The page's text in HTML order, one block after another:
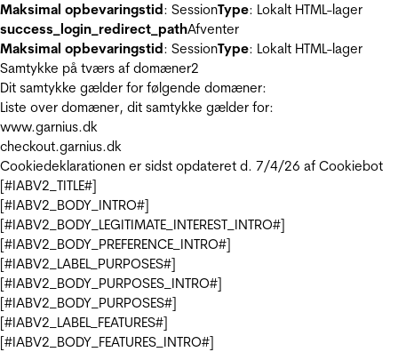
Maksimal opbevaringstid: SessionType: Lokalt HTML-lager
success_login_redirect_pathAfventer
Maksimal opbevaringstid: SessionType: Lokalt HTML-lager
Samtykke på tværs af domæner2
Dit samtykke gælder for følgende domæner:
Liste over domæner, dit samtykke gælder for:
www.garnius.dk
checkout.garnius.dk
Cookiedeklarationen er sidst opdateret d. 7/4/26 af Cookiebot
[#IABV2_TITLE#]
[#IABV2_BODY_INTRO#]
[#IABV2_BODY_LEGITIMATE_INTEREST_INTRO#]
[#IABV2_BODY_PREFERENCE_INTRO#]
[#IABV2_LABEL_PURPOSES#]
[#IABV2_BODY_PURPOSES_INTRO#]
[#IABV2_BODY_PURPOSES#]
[#IABV2_LABEL_FEATURES#]
[#IABV2_BODY_FEATURES_INTRO#]